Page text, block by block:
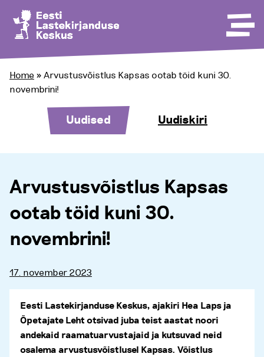
Home » Arvustusvõistlus Kapsas ootab töid kuni 30.
novembrini!
Uudised Uudiskiri
Arvustusvõistlus Kapsas
ootab töid kuni 30.
novembrini!
17. november 2023
Eesti Lastekirjanduse Keskus, ajakiri Hea Laps ja
Õpetajate Leht otsivad juba teist aastat noori
andekaid raamatuarvustajaid ja kutsuvad neid
osalema arvustusvõistlusel Kapsas. Võistlus